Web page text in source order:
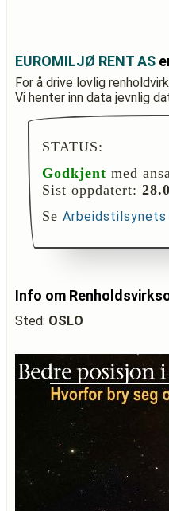
EUROMILJØ RENT AS
For å drive lovlig
Vi henter inn data jevnlig
STATUS:
Godkjent med
Sist oppdatert:
Se
Info om
Sted: OSLO